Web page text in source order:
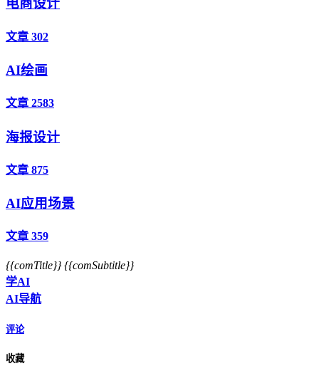
电商设计
文章 302
AI绘画
文章 2583
海报设计
文章 875
AI应用场景
文章 359
{{comTitle}} {{comSubtitle}}
学AI
AI导航
评论
收藏